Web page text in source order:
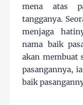
mena atas
tangganya.
menjaga
nama baik
akan membuat
pasangannya,
baik